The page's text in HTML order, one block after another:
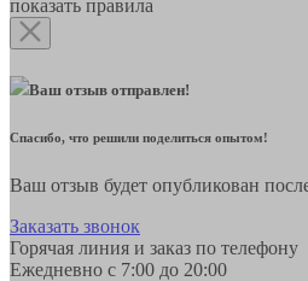
показать правила
Ваш отзыв отправлен!
Спасибо, что решили поделиться опытом!
Ваш отзыв будет опубликован
Заказать звонок
Горячая линия и заказ по телефону
Ежедневно с 7:00 до 20:00